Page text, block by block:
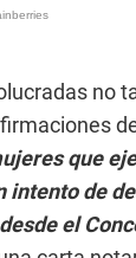
no
que
intento de
el